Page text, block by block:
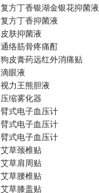
复方丁香银湖金银花抑菌液
复方丁香抑菌液
皮肤抑菌液
通络筋骨疼痛酊
狗皮膏药远红外消痛贴
滴眼液
视力王熊胆液
压缩雾化器
臂式电子血压计
臂式电子血压计
臂式电子血压计
艾草颈椎贴
艾草肩周贴
艾草腰椎贴
艾草膝盖贴